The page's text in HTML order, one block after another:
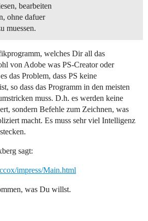
bearbeiten
ohne dafuer
muessen.
welches Dir all das
von Adobe was PS-Creator oder
das Problem, dass PS keine
so dass das Programm in den meisten
muss. D.h. es werden keine
sondern Befehle zum Zeichnen, was
macht. Es muss sehr viel Intelligenz
sagt:
impress/Main.html
was Du willst.